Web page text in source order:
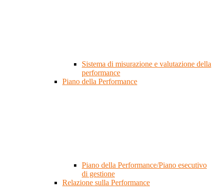
Sistema di misurazione e valutazione della
performance
Piano della Performance
Piano della Performance/Piano esecutivo
di gestione
Relazione sulla Performance